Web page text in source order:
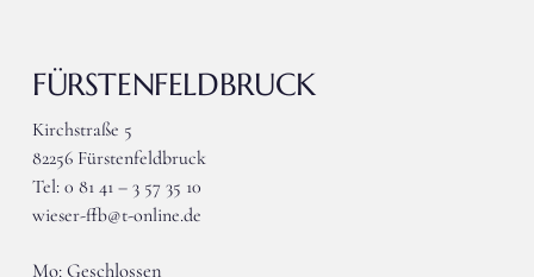
FÜRSTENFELDBRUCK
Kirchstraße 5
82256 Fürstenfeldbruck
Tel: 0 81 41 – 3 57 35 10
wieser-ffb@t-online.de
Mo: Geschlossen